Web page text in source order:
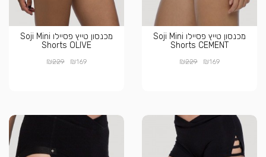
מכנסון טייץ פסיילו Soji Mini
Shorts CEMENT
₪169
₪229
מכנסון טייץ פסיילו Soji Mini
Shorts OLIVE
₪169
₪229